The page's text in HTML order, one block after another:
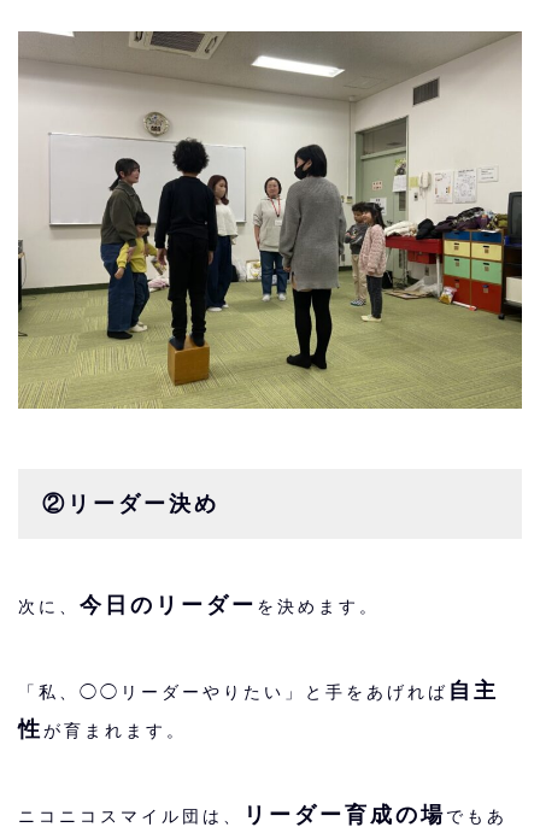
②リーダー決め
次に、 今日のリーダー を決めます。
「私、◯◯リーダーやりたい」と手をあげれば 自主
性が育まれます。
ニコニコスマイル団は、 リーダー育成の場でもあ